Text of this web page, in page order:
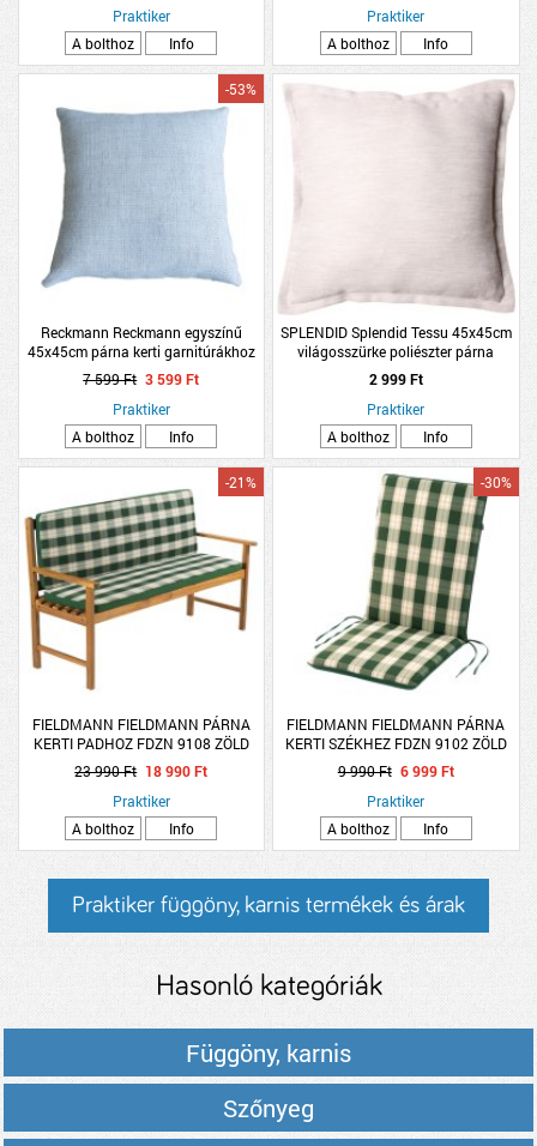
Praktiker
A bolthoz
Info
Praktiker
A bolthoz
Info
Reckmann Reckmann egyszínű
45x45cm párna kerti garnitúrákhoz
-53%
7 599 Ft 3 599 Ft
Praktiker
A bolthoz
Info
SPLENDID Splendid Tessu 45x45cm
világosszürke poliészter párna
2 999 Ft
Praktiker
A bolthoz
Info
FIELDMANN FIELDMANN PÁRNA
KERTI PADHOZ FDZN 9108 ZÖLD
KOCKÁS 138X45X44X5CM
-21%
23 990 Ft 18 990 Ft
Praktiker
A bolthoz
Info
FIELDMANN FIELDMANN PÁRNA
KERTI SZÉKHEZ FDZN 9102 ZÖLD
KOCKÁS 103X47X4,7CM
-30%
9 990 Ft 6 999 Ft
Praktiker
A bolthoz
Info
Praktiker függöny, karnis termékek és árak
Hasonló kategóriák
Függöny, karnis
Szőnyeg